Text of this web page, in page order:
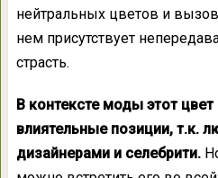
нейтральных цветов и
нем присутствует
страсть.
В контексте моды этот
влиятельные позиции, т.к.
дизайнерами и селебрити.